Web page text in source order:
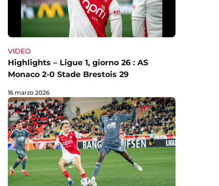
VIDEO
Highlights – Ligue 1, giorno 26 : AS
Monaco 2-0 Stade Brestois 29
16 marzo 2026